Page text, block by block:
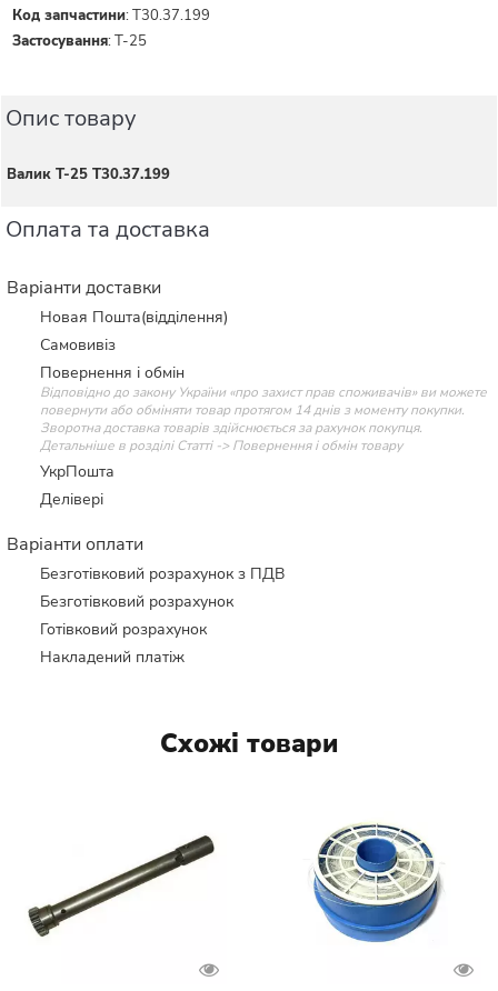
Код запчастини:Т30.37.199
Застосування:Т-25
Опис товару
Валик Т-25 Т30.37.199
Оплата та доставка
Варіанти доставки
Новая Пошта(відділення)
Самовивіз
Повернення і обмін
Відповідно до закону України «про захист прав споживачів» ви можете
повернути або обміняти товар протягом 14 днів з моменту покупки.
Зворотна доставка товарів здійснюється за рахунок покупця.
Детальніше в розділі Статті -> Повернення і обмін товару
УкрПошта
Делівері
Варіанти оплати
Безготівковий розрахунок з ПДВ
Безготівковий розрахунок
Готівковий розрахунок
Накладений платіж
Схожі товари